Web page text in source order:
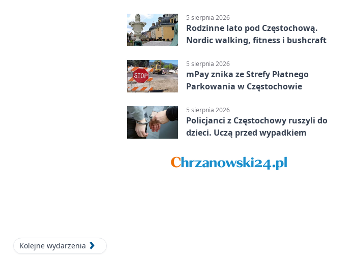
Kolejne wydarzenia
5 sierpnia 2026
Rodzinne lato pod Częstochową.
Nordic walking, fitness i bushcraft
5 sierpnia 2026
mPay znika ze Strefy Płatnego
Parkowania w Częstochowie
5 sierpnia 2026
Policjanci z Częstochowy ruszyli do
dzieci. Uczą przed wypadkiem